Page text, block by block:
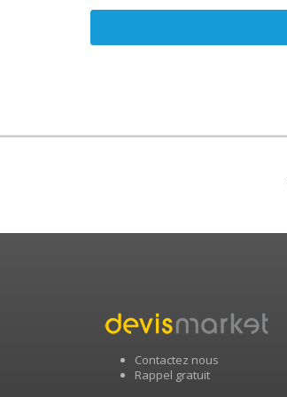
Contactez nous
Rappel gratuit